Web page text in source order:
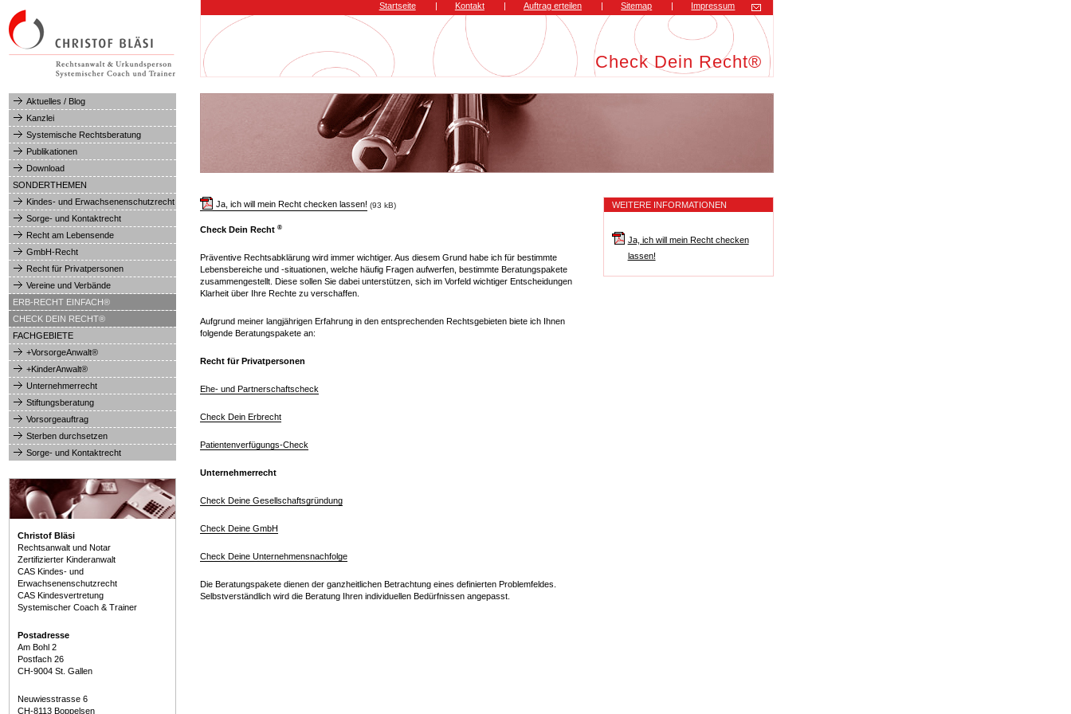
Startseite | Kontakt | Auftrag erteilen | Sitemap | Impressum
Check Dein Recht®
Aktuelles / Blog
Kanzlei
Systemische Rechtsberatung
Publikationen
Download
SONDERTHEMEN
Kindes- und Erwachsenenschutzrecht
Sorge- und Kontaktrecht
Recht am Lebensende
GmbH-Recht
Recht für Privatpersonen
Vereine und Verbände
ERB-RECHT EINFACH®
CHECK DEIN RECHT®
FACHGEBIETE
+VorsorgeAnwalt®
+KinderAnwalt®
Unternehmerrecht
Stiftungsberatung
Vorsorgeauftrag
Sterben durchsetzen
Sorge- und Kontaktrecht
Christof Bläsi
Rechtsanwalt und Notar
Zertifizierter Kinderanwalt
CAS Kindes- und
Erwachsenenschutzrecht
CAS Kindesvertretung
Systemischer Coach & Trainer
Postadresse
Am Bohl 2
Postfach 26
CH-9004 St. Gallen
Neuwiesstrasse 6
CH-8113 Boppelsen
Ja, ich will mein Recht checken lassen! (93 kB)
Check Dein Recht®
Präventive Rechtsabklärung wird immer wichtiger. Aus diesem Grund habe ich für bestimmte
Lebensbereiche und -situationen, welche häufig Fragen aufwerfen, bestimmte Beratungspakete
zusammengestellt. Diese sollen Sie dabei unterstützen, sich im Vorfeld wichtiger Entscheidungen
Klarheit über Ihre Rechte zu verschaffen.
Aufgrund meiner langjährigen Erfahrung in den entsprechenden Rechtsgebieten biete ich Ihnen
folgende Beratungspakete an:
Recht für Privatpersonen
Ehe- und Partnerschaftscheck
Check Dein Erbrecht
Patientenverfügungs-Check
Unternehmerrecht
Check Deine Gesellschaftsgründung
Check Deine GmbH
Check Deine Unternehmensnachfolge
Die Beratungspakete dienen der ganzheitlichen Betrachtung eines definierten Problemfeldes.
Selbstverständlich wird die Beratung Ihren individuellen Bedürfnissen angepasst.
WEITERE INFORMATIONEN
Ja, ich will mein Recht checken
lassen!